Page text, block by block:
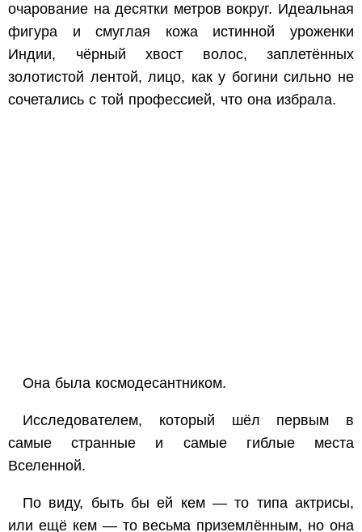
очарование на десятки метров вокруг. Идеальная
фигура и смуглая кожа истинной уроженки
Индии, чёрный хвост волос, заплетённых
золотистой лентой, лицо, как у богини сильно не
сочетались с той профессией, что она избрала.
Она была космодесантником.
Исследователем, который шёл первым в
самые странные и самые гиблые места
Вселенной.
По виду, быть бы ей кем — то типа актрисы,
или ещё кем — то весьма приземлённым, но она